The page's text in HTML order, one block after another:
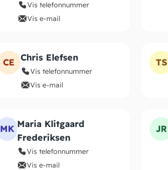
Vis telefonnummer
Vis e-mail
CE Chris Elefsen
Vis telefonnummer
Vis e-mail
TS
MK Maria Klitgaard
Frederiksen
Vis telefonnummer
Vis e-mail
JR